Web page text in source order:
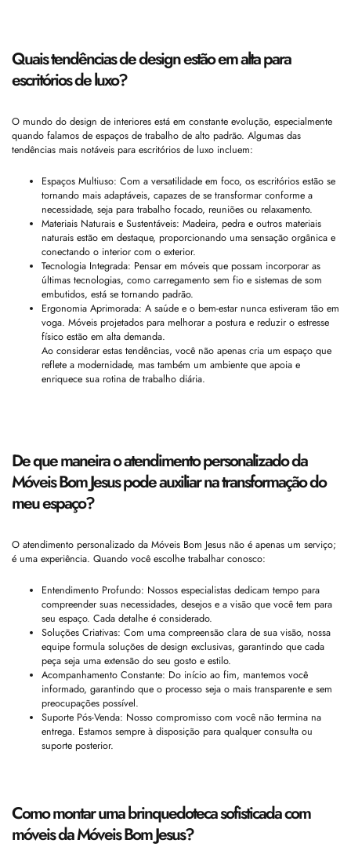
Quais tendências de design estão em alta para
escritórios de luxo?
O mundo do design de interiores está em constante evolução, especialmente
quando falamos de espaços de trabalho de alto padrão. Algumas das
tendências mais notáveis para escritórios de luxo incluem:
Espaços Multiuso: Com a versatilidade em foco, os escritórios estão se
tornando mais adaptáveis, capazes de se transformar conforme a
necessidade, seja para trabalho focado, reuniões ou relaxamento.
Materiais Naturais e Sustentáveis: Madeira, pedra e outros materiais
naturais estão em destaque, proporcionando uma sensação orgânica e
conectando o interior com o exterior.
Tecnologia Integrada: Pensar em móveis que possam incorporar as
últimas tecnologias, como carregamento sem fio e sistemas de som
embutidos, está se tornando padrão.
Ergonomia Aprimorada: A saúde e o bem-estar nunca estiveram tão em
voga. Móveis projetados para melhorar a postura e reduzir o estresse
físico estão em alta demanda.
Ao considerar estas tendências, você não apenas cria um espaço que
reflete a modernidade, mas também um ambiente que apoia e
enriquece sua rotina de trabalho diária.
De que maneira o atendimento personalizado da
Móveis Bom Jesus pode auxiliar na transformação do
meu espaço?
O atendimento personalizado da Móveis Bom Jesus não é apenas um serviço;
é uma experiência. Quando você escolhe trabalhar conosco:
Entendimento Profundo: Nossos especialistas dedicam tempo para
compreender suas necessidades, desejos e a visão que você tem para
seu espaço. Cada detalhe é considerado.
Soluções Criativas: Com uma compreensão clara de sua visão, nossa
equipe formula soluções de design exclusivas, garantindo que cada
peça seja uma extensão do seu gosto e estilo.
Acompanhamento Constante: Do início ao fim, mantemos você
informado, garantindo que o processo seja o mais transparente e sem
preocupações possível.
Suporte Pós-Venda: Nosso compromisso com você não termina na
entrega. Estamos sempre à disposição para qualquer consulta ou
suporte posterior.
Como montar uma brinquedoteca sofisticada com
móveis da Móveis Bom Jesus?